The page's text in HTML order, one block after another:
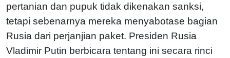
pertanian dan pupuk tidak dikenakan sanksi,
tetapi sebenarnya mereka menyabotase bagian
Rusia dari perjanjian paket. Presiden Rusia
Vladimir Putin berbicara tentang ini secara rinci